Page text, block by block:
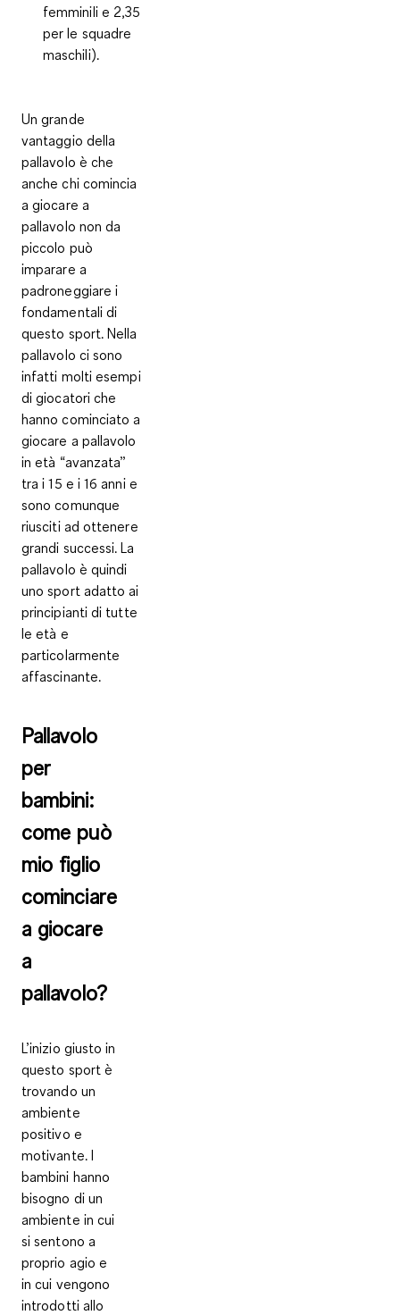
femminili e 2,35
per le squadre
maschili).
Un grande
vantaggio della
pallavolo è che
anche chi comincia
a giocare a
pallavolo non da
piccolo può
imparare a
padroneggiare i
fondamentali di
questo sport. Nella
pallavolo ci sono
infatti molti esempi
di giocatori che
hanno cominciato a
giocare a pallavolo
in età “avanzata”
tra i 15 e i 16 anni e
sono comunque
riusciti ad ottenere
grandi successi. La
pallavolo è quindi
uno sport adatto ai
principianti di tutte
le età e
particolarmente
affascinante.
Pallavolo
per
bambini:
come può
mio figlio
cominciare
a giocare
a
pallavolo?
L’inizio giusto in
questo sport è
trovando un
ambiente
positivo e
motivante. I
bambini hanno
bisogno di un
ambiente in cui
si sentono a
proprio agio e
in cui vengono
introdotti allo